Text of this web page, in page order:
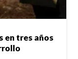
en tres años